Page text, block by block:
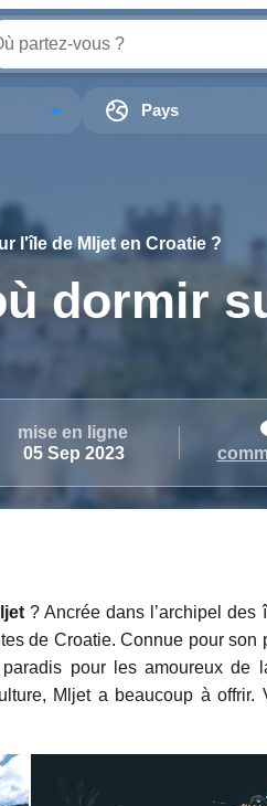
Pays
l'île de Mljet en Croatie ?
dormir
mise en ligne
05 Sep 2023
? Ancrée dans l’archipel des
de Croatie. Connue pour
pour les amoureux de
Mljet a beaucoup à offrir.